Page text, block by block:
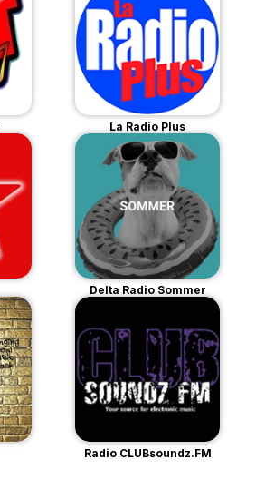
La Radio Plus
Delta Radio Sommer
Radio CLUBsoundz.FM